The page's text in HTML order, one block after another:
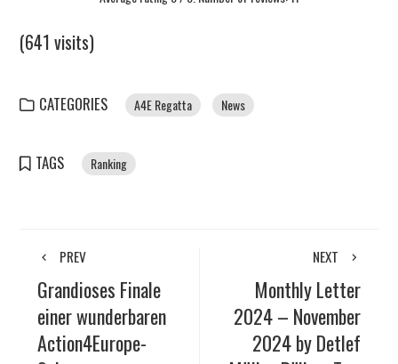
(641 visits)
CATEGORIES A4E Regatta News
TAGS Ranking
PREV
Grandioses Finale
einer wunderbaren
Action4Europe-
NEXT
Monthly Letter
2024 – November
2024 by Detlef